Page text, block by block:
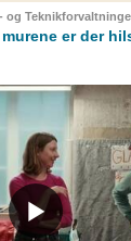
og
er der